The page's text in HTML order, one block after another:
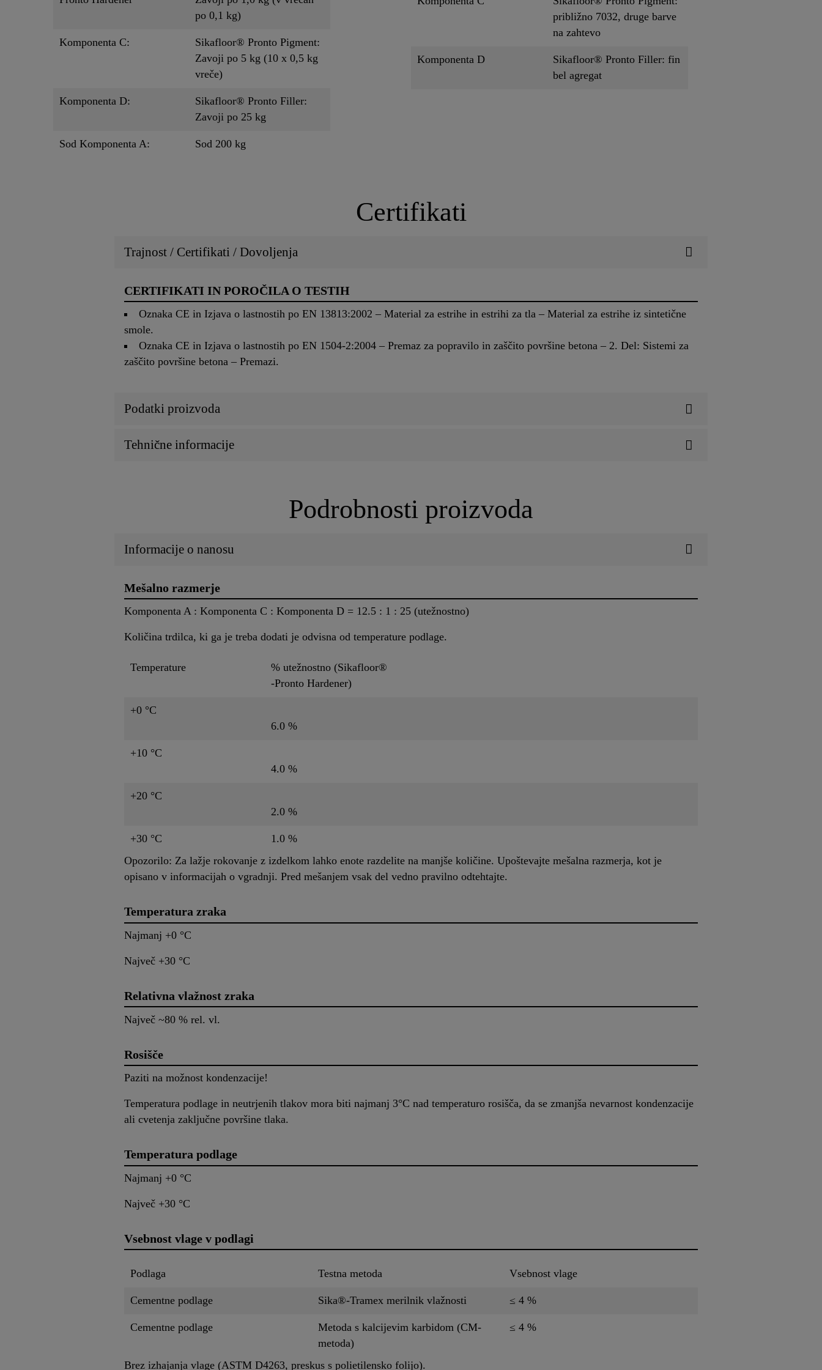
po 0,1 kg)
Komponenta C:
Sikafloor® Pronto Pigment:
Zavoji po 5 kg (10 x 0,5 kg
vreče)
Komponenta D:
Sikafloor® Pronto Filler:
Zavoji po 25 kg
Sod Komponenta A: Sod 200 kg
približno 7032, druge barve
na zahtevo
Komponenta D
Sikafloor® Pronto Filler: fin
bel agregat
Certifikati
Trajnost / Certifikati / Dovoljenja
CERTIFIKATI IN POROČILA O TESTIH
Oznaka CE in Izjava o lastnostih po EN 13813:2002 – Material za estrihe in estrihi za tla – Material za estrihe iz sintetične
smole.
Oznaka CE in Izjava o lastnostih po EN 1504-2:2004 – Premaz za popravilo in zaščito površine betona – 2. Del: Sistemi za
zaščito površine betona – Premazi.
Podatki proizvoda
Tehnične informacije
Podrobnosti proizvoda
Informacije o nanosu
Mešalno razmerje
Komponenta A : Komponenta C : Komponenta D = 12.5 : 1 : 25 (utežnostno)
Količina trdilca, ki ga je treba dodati je odvisna od temperature podlage.
Temperature
% utežnostno (Sikafloor®
‐Pronto Hardener)
+0 °C
6.0 %
+10 °C
4.0 %
+20 °C
2.0 %
+30 °C
1.0 %
Opozorilo: Za lažje rokovanje z izdelkom lahko enote razdelite na manjše količine. Upoštevajte mešalna razmerja, kot je
opisano v informacijah o vgradnji. Pred mešanjem vsak del vedno pravilno odtehtajte.
Temperatura zraka
Najmanj +0 °C
Največ +30 °C
Relativna vlažnost zraka
Največ ~80 % rel. vl.
Rosišče
Paziti na možnost kondenzacije!
Temperatura podlage in neutrjenih tlakov mora biti najmanj 3°C nad temperaturo rosišča, da se zmanjša nevarnost kondenzacije
ali cvetenja zaključne površine tlaka.
Temperatura podlage
Najmanj +0 °C
Največ +30 °C
Vsebnost vlage v podlagi
Podlaga Testna metoda Vsebnost vlage
Cementne podlage Sika®-Tramex merilnik vlažnosti ≤ 4 %
Cementne podlage
Metoda s kalcijevim karbidom (CM-
metoda)
≤ 4 %
Brez izhajanja vlage (ASTM D4263, preskus s polietilensko folijo).